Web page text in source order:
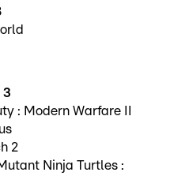
3
: Modern Warfare II
2
Ninja Turtles :